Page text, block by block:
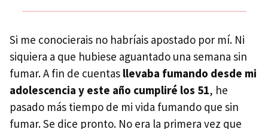
Si me conocierais no habríais apostado por mí. Ni
siquiera a que hubiese aguantado una semana sin
fumar. A fin de cuentas llevaba fumando desde mi
adolescencia y este año cumpliré los 51, he
pasado más tiempo de mi vida fumando que sin
fumar. Se dice pronto. No era la primera vez que